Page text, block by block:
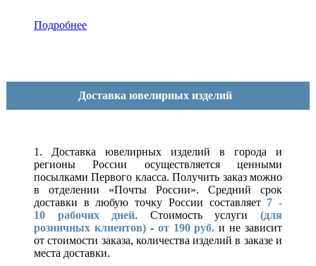
Подробнее
Доставка ювелирных изделий
1. Доставка ювелирных изделий в города и
регионы России осуществляется ценными
посылками Первого класса. Получить заказ можно
в отделении «Почты России». Средний срок
доставки в любую точку России составляет 7 -
10 рабочих дней. Стоимость услуги(для
розничных клиентов)- от 190 руб. и не зависит
от стоимости заказа, количества изделий в заказе и
места доставки.